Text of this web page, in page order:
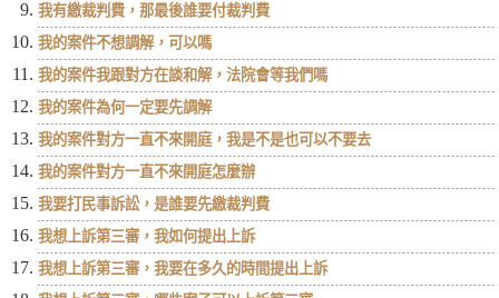
我有繳裁判費，那最後誰要付裁判費
我的案件不想調解，可以嗎
我的案件我跟對方在談和解，法院會等我們嗎
我的案件為何一定要先調解
我的案件對方一直不來開庭，我是不是也可以不要去
我的案件對方一直不來開庭怎麼辦
我要打民事訴訟，是誰要先繳裁判費
我想上訴第三審，我如何提出上訴
我想上訴第三審，我要在多久的時間提出上訴